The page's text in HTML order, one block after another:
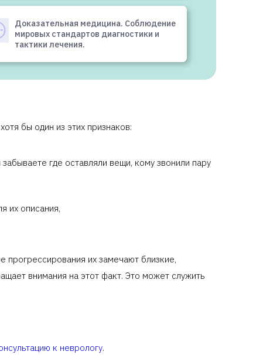
Доказательная медицина. Соблюдение
мировых стандартов диагностики и
тактики лечения.
бы один из этих признаков:
где оставляли вещи, кому звонили пару
их описания,
прогрессирования их замечают близкие,
внимания на этот факт. Это может служить
к неврологу.